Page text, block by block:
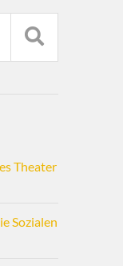
Theater
Sozialen